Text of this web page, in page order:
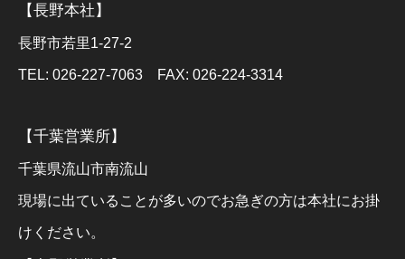
【長野本社】
長野市若里1-27-2
TEL: 026-227-7063 FAX: 026-224-3314
【千葉営業所】
千葉県流山市南流山
現場に出ていることが多いのでお急ぎの方は本社にお掛
けください。